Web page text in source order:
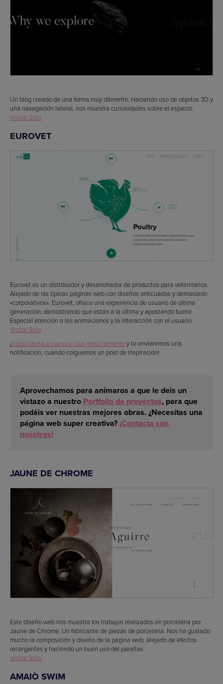
Un blog creado de una forma muy diferente. Haciendo uso de objetos 3D y
una navegación lateral, nos muestra curiosidades sobre el espacio.
Visitar Sitio
EUROVET
Eurovet es un distribuidor y desarrollador de productos para veterinarios.
Alejado de las típicas páginas web con diseños anticuados y demasiado
«corporativos», Eurovet, ofrece una experiencia de usuario de última
generación, demostrando que están a la última y apostando fuerte.
Especial atención a las animaciones y la interacción con el usuario.
Visitar Sitio
¡Subscríbete a nuestra lista gratuitamentey te enviaremos una
notificación, cuando colguemos un post de inspiración!
Aprovechamos para animaros a que le deis un
vistazo a nuestro Portfolio de proyectos, para que
podáis ver nuestras mejores obras. ¿Necesitas una
página web super creativa? ¡Contacta con
nosotros!
JAUNE DE CHROME
Este diseño web nos muestra los trabajos realizados en porcelana por
Jaune de Chrome. Un fabricante de piezas de porcelana. Nos ha gustado
mucho la composición y diseño de la página web, alejado de efectos
recargantes y haciendo un buen uso del parallax.
Visitar Sitio
AMAIÒ SWIM